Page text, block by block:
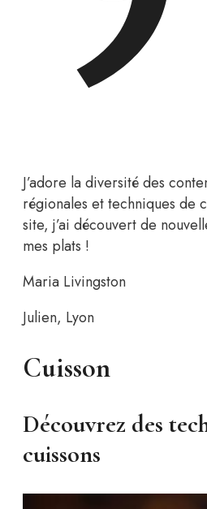
J’adore la diversité des
régionales et techniques de
site, j’ai découvert de
mes plats !
Maria Livingston
Julien, Lyon
Cuisson
Découvrez des
cuissons